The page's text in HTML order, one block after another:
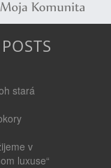
stará
v
luxuse“